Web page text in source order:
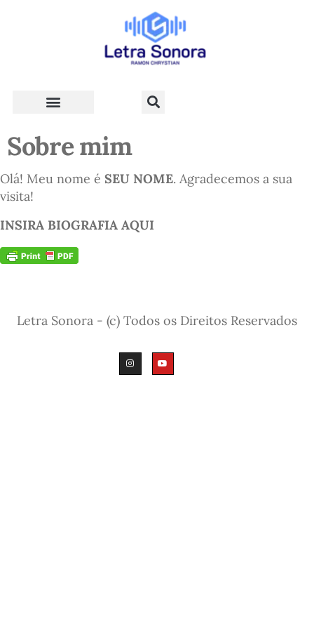
Sobre mim
Olá! Meu nome é SEU NOME. Agradecemos a sua
visita!
INSIRA BIOGRAFIA AQUI
Letra Sonora - (c) Todos os Direitos Reservados